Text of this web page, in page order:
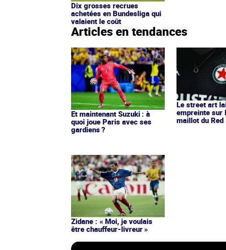
Dix grosses recrues
achetées en Bundesliga qui
valaient le coût
Articles en tendances
Et maintenant Suzuki : à
quoi joue Paris avec ses
gardiens ?
Le street art
empreinte sur
maillot du Red
Zidane : « Moi, je voulais
être chauffeur-livreur »